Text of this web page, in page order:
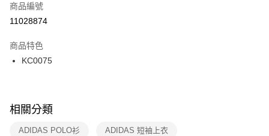
【「AFTEE先享後付」結帳流程】
１．於結帳方式選擇「AFTEE先享後付」後，將跳轉至「AFTEE先享後付」
２．訂單成立數日內，您將收到繳費通知簡訊。
３．收到繳費通知簡訊後14天內，點擊此簡訊中的連結，可透過四大超商／
ATM／網路銀行／等多元方式進行付款，方視為交易完成。
※ 交易是否成功請以「AFTEE先享後付 」之結帳頁面顯示為準，若有關於
是否繳費成功／繳費後需取消欲退款等相關疑問，請聯繫「AFTEE先享後付
客戶支援中心」 https://netprotections.freshdesk.com/support/home
宅配
每筆NT$100，滿NT$1,500(含以上)免運費
付款後門市自取
每筆NT$100，滿NT$1,500(含以上)免運費
商品編號
11028874
商品特色
KC0075
相關分類
ADIDAS POLO衫 ADIDAS 短袖上衣